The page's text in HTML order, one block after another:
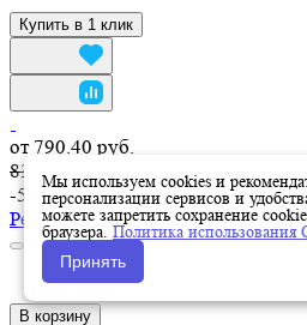
Купить в 1 клик
от 790.40 руб.
832 руб.
-5%
Реечная панель ДПК серия
В наличии
В корзину
Мы используем cookies и
персонализации сервисов и
можете запретить сохранение
браузера. Политика использования
Принять